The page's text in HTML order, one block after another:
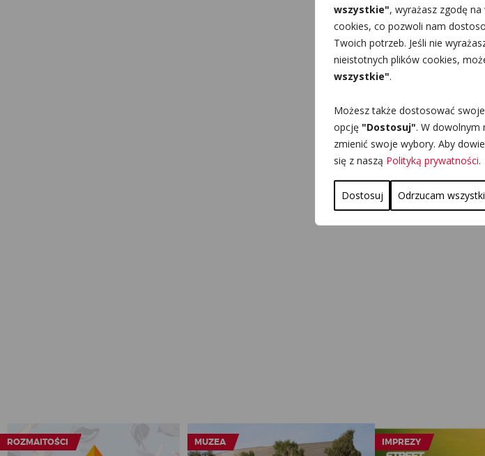
wszystkie", wyrażasz zgodę
cookies, co pozwoli nam
Twoich potrzeb. Jeśli nie
nieistotnych plików cookies,
wszystkie".
Możesz także dostosować
opcję "Dostosuj". W dowolnym
zmienić swoje wybory. Aby
się z naszą Polityką prywatności.
Dostosuj Odrzucam
ROZMAITOŚCI MUZEA IMPREZY